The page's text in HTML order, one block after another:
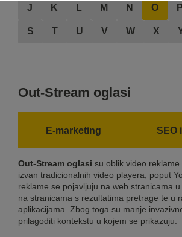
J K L M N O P
S T U V W X
Out-Stream oglasi
E-marketing SEO
Out-Stream oglasi su oblik video
izvan tradicionalnih video playera, poput
reklame se pojavljuju na web stranicama u
na stranicama s rezultatima pretrage te u
aplikacijama. Zbog toga su manje
prilagoditi kontekstu u kojem se prikazuju.